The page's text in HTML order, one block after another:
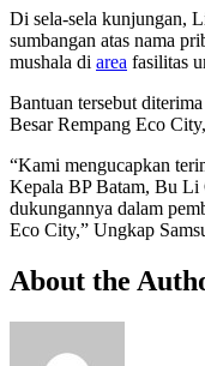
Di sela-sela kunjungan,
sumbangan atas nama
mushala di area fasilitas
Bantuan tersebut
Besar Rempang Eco
“Kami mengucapkan
Kepala BP Batam, Bu Li
dukungannya dalam
Eco City,” Ungkap
About the